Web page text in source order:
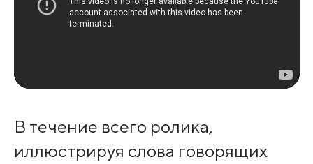
В течение всего ролика,
иллюстрируя слова говорящих